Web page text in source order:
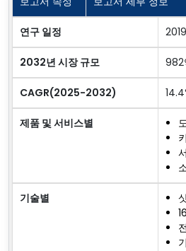
연구 일정
2032년 시장 규모 982
CAGR(2025-2032)
제품 및 서비스별
기술별